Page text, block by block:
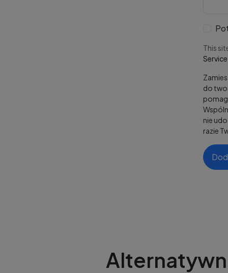
This
Service
do
nie
razie